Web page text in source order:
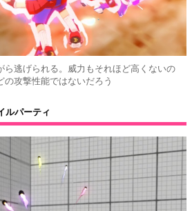
ら逃げられる。威力もそれほど高くないの
の攻撃性能ではないだろう
ルパーティ